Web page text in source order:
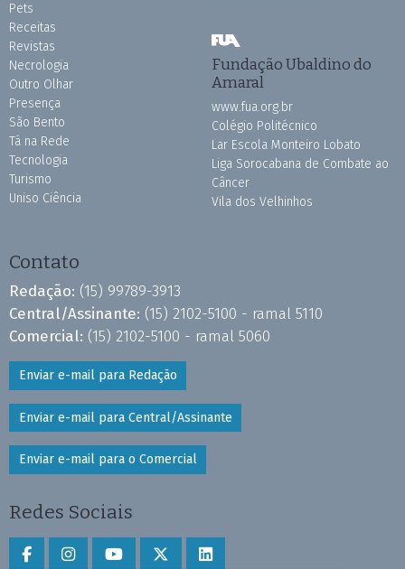
Pets
Receitas
Revistas
Necrologia
Outro Olhar
Presença
São Bento
Tá na Rede
Tecnologia
Turismo
Uniso Ciência
Fundação Ubaldino do
Amaral
www.fua.org.br
Colégio Politécnico
Lar Escola Monteiro Lobato
Liga Sorocabana de Combate ao
Câncer
Vila dos Velhinhos
Contato
Redação: (15) 99789-3913
Central/Assinante: (15) 2102-5100 - ramal 5110
Comercial: (15) 2102-5100 - ramal 5060
Enviar e-mail para Redação
Enviar e-mail para Central/Assinante
Enviar e-mail para o Comercial
Redes Sociais